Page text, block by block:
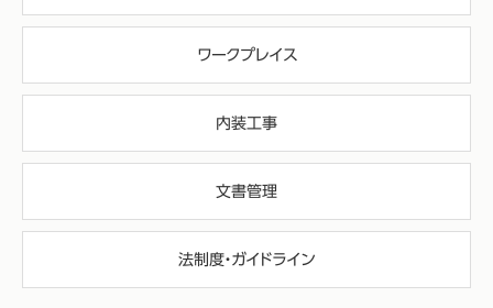
ワークプレイス
内装工事
文書管理
法制度・ガイドライン